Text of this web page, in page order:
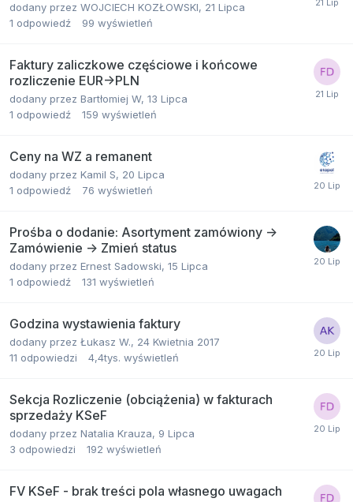
dodany przez WOJCIECH KOZŁOWSKI, 21 Lipca
1 odpowiedź 99 wyświetleń
Faktury zaliczkowe częściowe i końcowe
rozliczenie EUR->PLN
dodany przez Bartłomiej W, 13 Lipca
1 odpowiedź 159 wyświetleń
Ceny na WZ a remanent
dodany przez Kamil S, 20 Lipca
1 odpowiedź 76 wyświetleń
Prośba o dodanie: Asortyment zamówiony ->
Zamówienie -> Zmień status
dodany przez Ernest Sadowski, 15 Lipca
1 odpowiedź 131 wyświetleń
Godzina wystawienia faktury
dodany przez Łukasz W., 24 Kwietnia 2017
11 odpowiedzi 4,4tys. wyświetleń
Sekcja Rozliczenie (obciążenia) w fakturach
sprzedaży KSeF
dodany przez Natalia Krauza, 9 Lipca
3 odpowiedzi 192 wyświetleń
FV KSeF - brak treści pola własnego uwagach